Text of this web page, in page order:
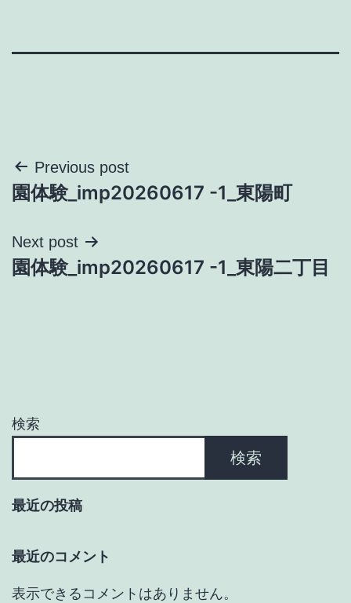
投
稿
ナ
ビ
ョ
Previous post
園体験_imp20260617 -1_東陽町
Next post
園体験_imp20260617 -1_東陽二丁目
検索
検索
最近の投稿
最近のコメント
表示できるコメントはありません。